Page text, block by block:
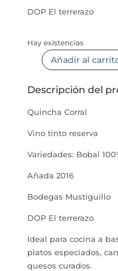
DOP El terrerazo
Hay existencias
Quincha
cantidad
Añadir al
Descripción del
Quincha Corral
Vino tinto reserva
Variedades: Bobal
Añada 2016
Bodegas Mustiguillo
DOP El terrerazo
Ideal para cocina a
platos especiados,
quesos curados.